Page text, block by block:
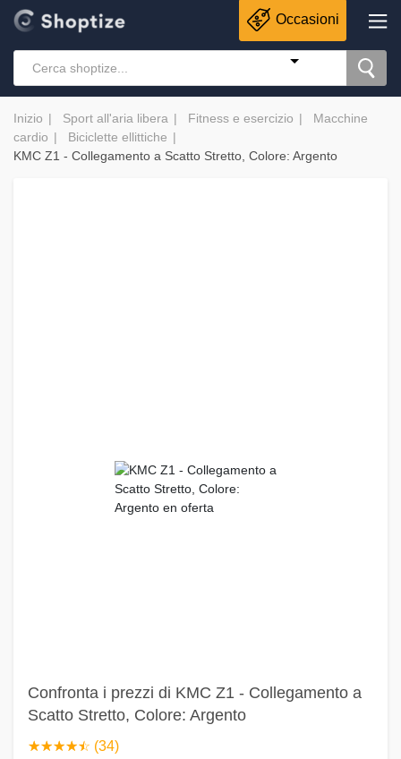
Occasioni
Inizio Sport all'aria libera Fitness e esercizio
Macchine
cardio
Biciclette ellittiche
KMC Z1 - Collegamento a Scatto Stretto, Colore: Argento
Confronta i prezzi di KMC Z1 - Collegamento a
Scatto Stretto, Colore: Argento
☆☆☆☆☆
★★★★★ (34)